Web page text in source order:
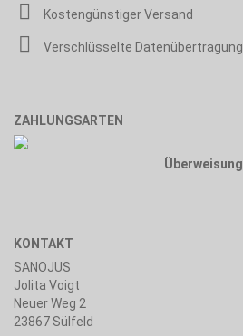
Kostengünstiger Versand
Verschlüsselte Datenübertragung
ZAHLUNGSARTEN
Überweisung
KONTAKT
SANOJUS
Jolita Voigt
Neuer Weg 2
23867 Sülfeld